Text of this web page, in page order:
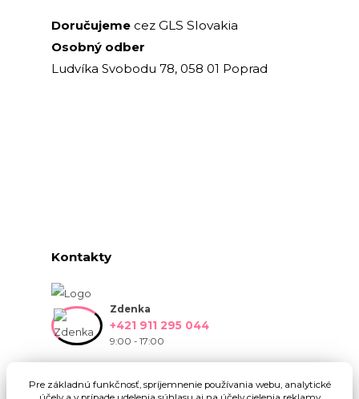
Doručujeme cez GLS Slovakia
Osobný odber
Ludvíka Svobodu 78, 058 01 Poprad
Kontakty
Zdenka
+421 911 295 044
9:00 - 17:00
Pre základnú funkčnosť, spríjemnenie používania webu, analytické